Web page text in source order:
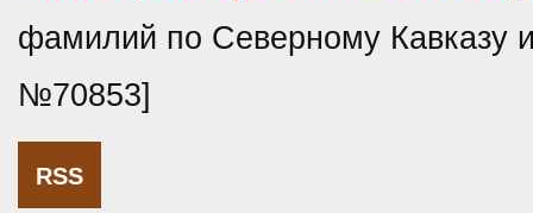
фамилий по Северному Кавказу
№70853]
RSS